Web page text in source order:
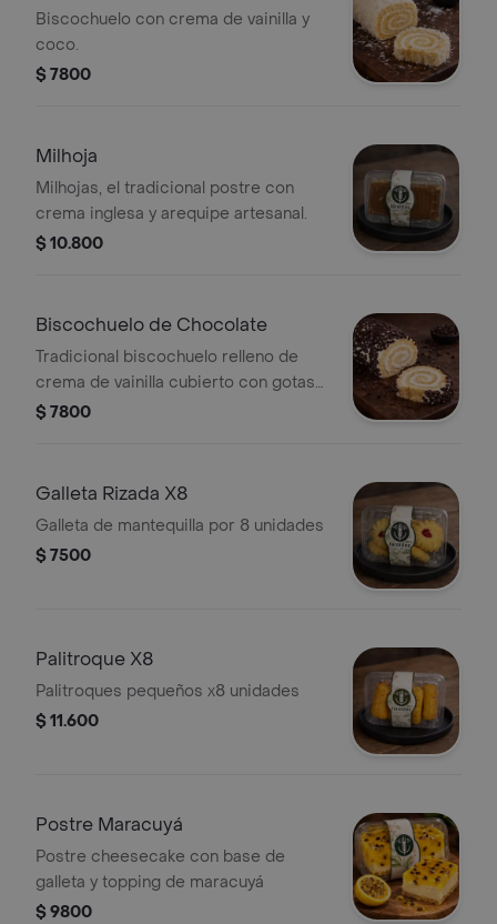
Biscochuelo con crema de vainilla y
coco.
$ 7800
Milhoja
Milhojas, el tradicional postre con
crema inglesa y arequipe artesanal.
$ 10.800
Biscochuelo de Chocolate
Tradicional biscochuelo relleno de
crema de vainilla cubierto con gotas
de chocolate.
$ 7800
Galleta Rizada X8
Galleta de mantequilla por 8 unidades
$ 7500
Palitroque X8
Palitroques pequeños x8 unidades
$ 11.600
Postre Maracuyá
Postre cheesecake con base de
galleta y topping de maracuyá
$ 9800